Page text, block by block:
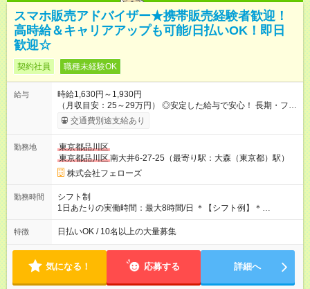
スマホ販売アドバイザー★携帯販売経験者歓迎！
高時給＆キャリアアップも可能/日払いOK！即日
歓迎☆
契約社員 職種未経験OK
給与
時給1,630円～1,930円
（月収目安：25～29万円） ◎安定した給与で安心！ 長期・フル
タイムで勤務いただける方にお越しいただきたいと思っていま
す。シフトが削られることはないので、安定した給与が入りま
たいという人もいると思います。このあたりは柔軟に対応する
ので、お気軽にご相談ください！ ※2ヶ月の試用期間がありま
す。その間の給与・待遇に変更はありません。 【試用期間】試
用期間あり 試用期間の長さ：2ヶ月 雇用形態、給与は本採用時
と同じです。
交通費別途支給あり
勤務地
東京都品川区
東京都品川区南大井6-27-25（最寄り駅：大森（東京都）駅）
株式会社フェローズ
勤務時間
シフト制
1日あたりの実働時間：最大8時間/日 ＊【シフト例】＊
(1) 10:00～19:00 (2) 11:00～20:00 (3) 12:00～21:00 など ◎
いずれも実働8時間・休憩1時間です。中抜けシフトなどはあり
たい」などあれば相談に応じますのでおっしゃってください！
特徴 日払いOK / 10名以上の大量募集
気になる！ 応募する 詳細へ